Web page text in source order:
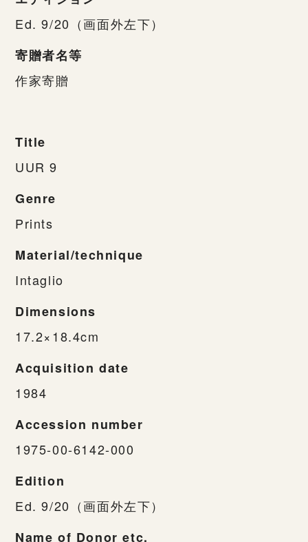
Ed. 9/20（画面外左下）
寄贈者名等
作家寄贈
Title
UUR 9
Genre
Prints
Material/technique
Intaglio
Dimensions
17.2×18.4cm
Acquisition date
1984
Accession number
1975-00-6142-000
Edition
Ed. 9/20（画面外左下）
Name of Donor etc.